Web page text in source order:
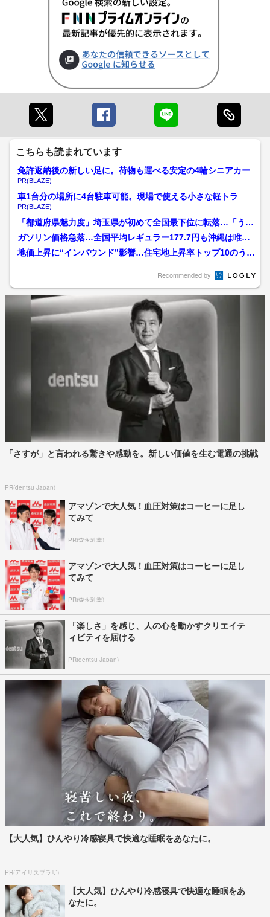
こちらも読まれています
免許返納後の新しい足に。荷物も運べる安定の4輪シニアカー
PR(BLAZE)
車1台分の場所に4台駐車可能。現場で使える小さな軽トラ
PR(BLAZE)
「都道府県魅力度」埼玉県が初めて全国最下位に転落…「うな
ぎ」「うどん」実は隠れた...
ガソリン価格急落…全国平均レギュラー177.7円も沖縄は唯一
上昇 最高値水準の山...
地価上昇に“インバウンド”影響…住宅地上昇率トップ10のうち
Recommended by
「さすが」と言われる驚きや感動を。新しい価値を生む電通の挑戦
PR(dentsu Japan)
アマゾンで大人気！血圧対策はコーヒーに足し
てみて
PR(森永乳業)
アマゾンで大人気！血圧対策はコーヒーに足し
てみて
PR(森永乳業)
「楽しさ」を感じ、人の心を動かすクリエイテ
ィビティを届ける
PR(dentsu Japan)
【大人気】ひんやり冷感寝具で快適な睡眠をあなたに。
PR(アイリスプラザ)
【大人気】ひんやり冷感寝具で快適な睡眠をあ
なたに。